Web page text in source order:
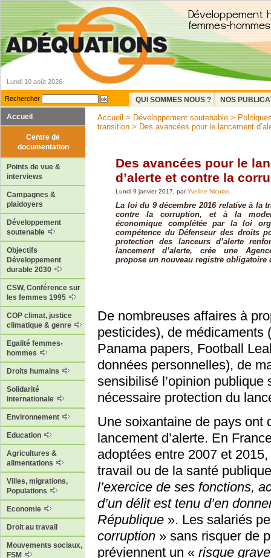
Lundi 10 août 2026
Rechercher QUI SOMMES NOUS ?
NOS
Accueil
Centre de
documentation
Points de vue &
interviews
Campagnes &
plaidoyers
Développement
soutenable
Objectifs
Développement
durable 2030
CSW, Conférence sur
les femmes 1995
COP climat, justice
climatique & genre
Egalité femmes-
hommes
Droits humains
Solidarité
internationale
Environnement
Education
Agricultures &
alimentations
Villes, migrations,
Populations
Economie
Droit au travail
Mouvements sociaux,
FSM
Accueil > Développement soutenable >
transition > Des avancées pour le lancement
Des avancées pour le
d’alerte et contre la
Lundi 9 janvier 2017, parYveline Nicolas
La loi du 9 décembre 2016 relative à la
contre la corruption, et à la
économique complétée par la loi
compétence du Défenseur des droits
protection des lanceurs d’alerte
lancement d’alerte, crée une
propose un nouveau registre obligatoire
De nombreuses affaires à
pesticides), de médicaments
Panama papers, Football
données personnelles), de
sensibilisé l’opinion publique
nécessaire protection du
Une soixantaine de pays ont
lancement d’alerte. En
adoptées entre 2007 et
travail ou de la santé
l’exercice de ses fonctions,
d’un délit est tenu d’en
République ». Les salariés
corruption » sans risquer de
préviennent un « risque